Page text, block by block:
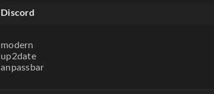
Discord
modern
up2date
anpassbar